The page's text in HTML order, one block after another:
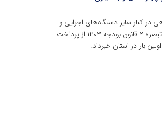
در کنار سایر دستگاه‌های اجرایی و
نهادهای حمایتی برای پرداخت تسهیلات اشتغال زا از محل تسهیلات جز (۳) بند ب تبصره ۲ قانون بودجه ۱۴۰۳ از پرداخت
بار در استان خبرداد.